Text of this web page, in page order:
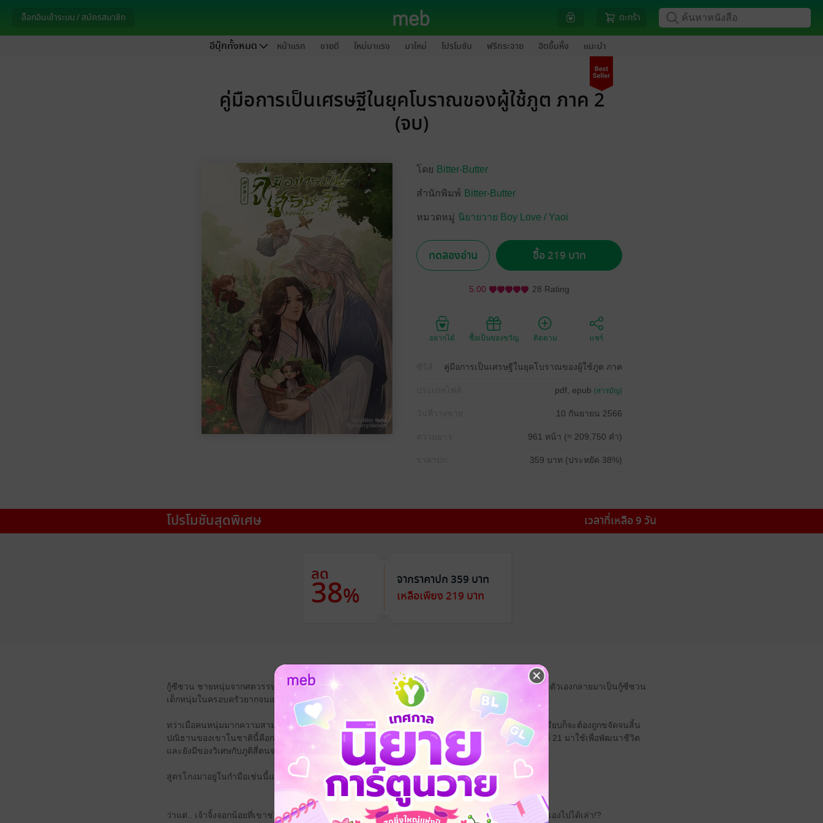
ล็อกอินเข้าระบบ / สมัครสมาชิก ตะกร้า
อีบุ๊กทั้งหมด หน้าแรก ขายดี ใหม่มาแรง มาใหม่ โปรโมชัน ฟรีกระจาย ฮิตขึ้นหิ้ง แนะนำ
คู่มือการเป็นเศรษฐีในยุคโบราณของผู้ใช้ภูต ภาค 2
(จบ)
โดย Bitter-Butter
สำนักพิมพ์ Bitter-Butter
หมวดหมู่ นิยายวาย Boy Love / Yaoi
ทดลองอ่าน ซื้อ 219 บาท
5.00 28 Rating
อยากได้ ซื้อเป็นของขวัญ ติดตาม แชร์
คู่มือการเป็นเศรษฐีในยุคโบราณของผู้ใช้ภูต ภาค
pdf, epub (สารบัญ)
10 กันยายน 2566
961 หน้า (≈ 209,750 คำ)
359 บาท (ประหยัด 38%)
โปรโมชันสุดพิเศษ เวลาที่เหลือ 9 วัน
ลด
38%
จากราคาปก 359 บาท
เหลือเพียง 219 บาท
กู้ซีซวน ชายหนุ่มจากศตวรรษที่ 21 ประสบอุบัติเหตุทางเครื่องบินจนถึงแก่ชีวิต เมื่อฟื้นขึ้นมาอีกครั้งก็พบว่าตัวเองกลายมาเป็นกู้ซีซวน
เด็กหนุ่มในครอบครัวยากจนแถบชนบทซึ่งปกติเป็นคนบ้าใบ้สติไม่สมประกอบคนหนึ่ง
ทว่าเมื่อคนหนุ่มมากความสามารถอย่างเขาได้เข้ามาอยู่ที่นี่แล้ว เรื่องความยากจนและการถูกเอารัดเอาเปรียบก็จะต้องถูกขจัดจนสิ้น
ปณิธานของเขาในชาตินี้คือกลายเป็นเศรษฐีด้วยการปลูกผักผลไม้ขาย และนำเอาความรู้จากยุคศตวรรษที่ 21 มาใช้เพื่อพัฒนาชีวิต
และยังมีของวิเศษกับภูติสี่ตนจากมิติวิญญาณของเขาเป็นตัวช่วย
สูตรโกงมาอยู่ในกำมือเช่นนี้แล้ว ถ้าไม่รวยก็ให้มันรู้ไป!
ว่าแต่.. เจ้าจิ้งจอกน้อยที่เขาช่วยเอาไว้ตนนี้ เหตุใดจึงกลายเป็นชายหนุ่มรูปงามมาอยู่กินกับเขาราวบ้านตัวเองไปได้เล่า!?